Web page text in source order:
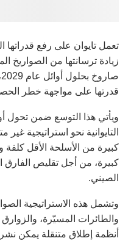
تعمل تايوان على رفع قدراتها
قدرتها على مواجهة خطر
ويأتي هذا التوسع ضمن تحول
التايوانية نحو استراتيجية
كبيرة من الأسلحة الأقل كلفة
كبيرة، من أجل تقليص الفارق
الصيني.
وتشمل هذه الاستراتيجية
والطائرات المسيّرة،
أنظمة إطلاق متنقلة يمكن